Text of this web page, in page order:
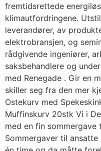
fremtidsrettede
klimautfordringene.
leverandører, av
elektrobransjen, og
rådgivende ingeniører,
saksbehandlere og
med Renegade . Gir en
skiller seg fra den mer
Ostekurv med
Muffinskurv 20stk Vi i
med en fin sommergave
Sommergaver til